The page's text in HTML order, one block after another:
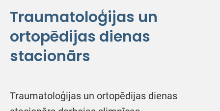
Traumatoloģijas un
ortopēdijas dienas
stacionārs
Traumatoloģijas un ortopēdijas dienas